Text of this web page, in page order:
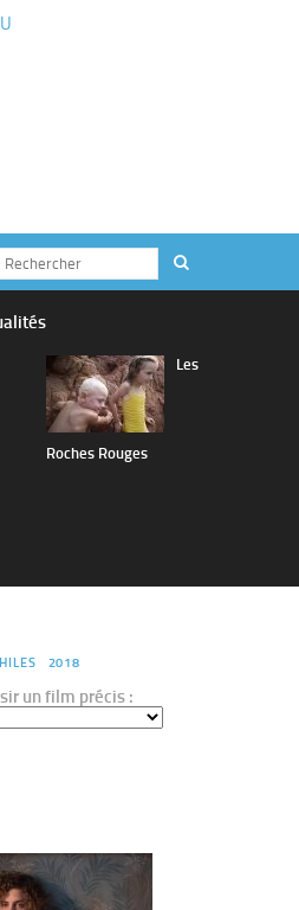
Les
Roches Rouges
2018
un film précis :